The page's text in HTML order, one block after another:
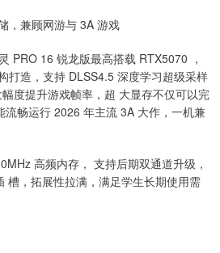
，兼顾网游与 3A 游戏
PRO 16 锐龙版最高搭载 RTX5070 ，
打造，支持 DLSS4.5 深度学习超级采样
度提升游戏帧率，超 大显存不仅可以完
流畅运行 2026 年主流 3A 大作，一机兼
高频内存， 支持后期双通道升级，
槽，拓展性拉满，满足学生长期使用需